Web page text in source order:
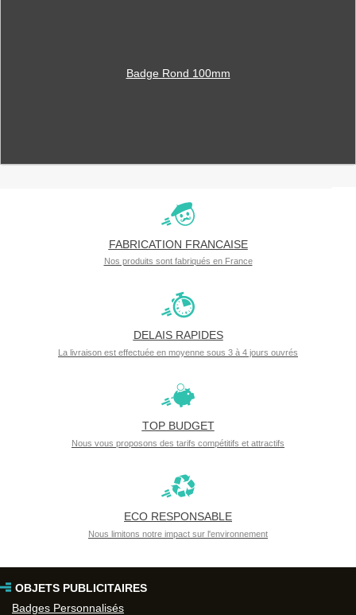
Badge Rond 100mm
FABRICATION FRANCAISE
Nos produits sont fabriqués en France
DELAIS RAPIDES
La livraison est effectuée en moyenne sous 3 à 4 jours ouvrés
TOP BUDGET
Nous vous proposons des tarifs compétitifs et attractifs
ECO RESPONSABLE
Nous limitons notre impact sur l'environnement
OBJETS PUBLICITAIRES
Badges Personnalisés